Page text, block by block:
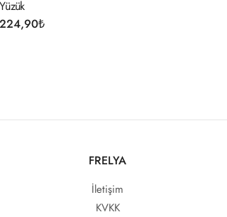
FRELYA
İletişim
KVKK